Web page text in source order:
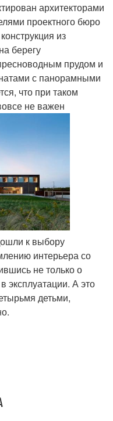
архитекторами
проектного бюро
из
берегу
прудом и
с панорамными
что при таком
не важен
к выбору
интерьера со
не только о
эксплуатации. А это
детьми,